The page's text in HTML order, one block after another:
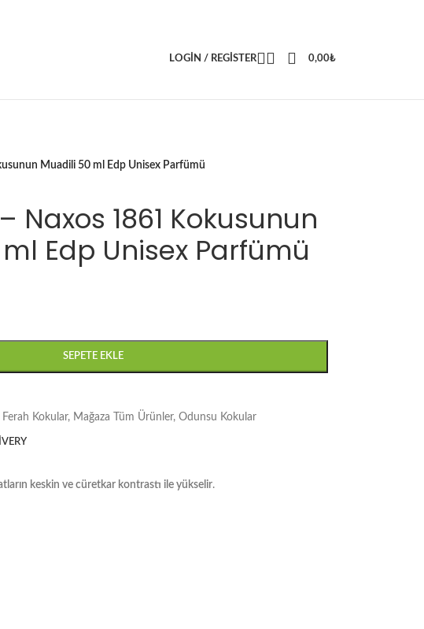
LOGIN / REGISTER 0,00₺
Muadili 50 ml Edp Unisex Parfümü
Naxos 1861 Kokusunun
Edp Unisex Parfümü
SEPETE EKLE
Ferah Kokular, Mağaza Tüm Ürünler, Odunsu Kokular
keskin ve cüretkar kontrastı ile yükselir.